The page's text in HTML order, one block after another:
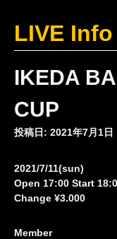
LIVE Info
IKEDA
CUP
投稿日: 2021年7月1日
2021/7/11(sun)
Open 17:00 Start
Change ¥3.000
Member